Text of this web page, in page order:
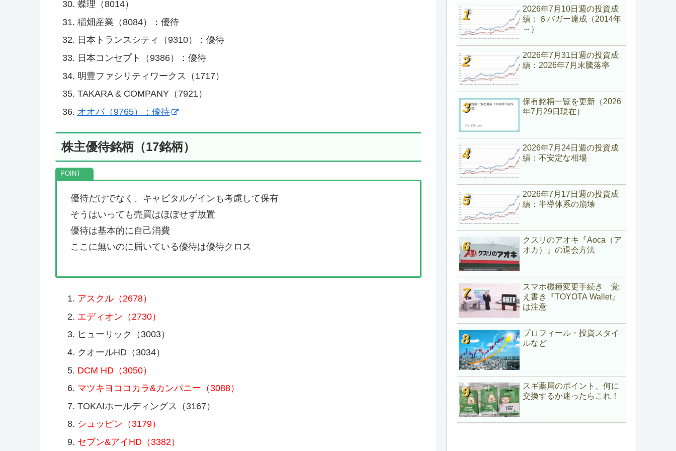
蝶理（8014）
稲畑産業（8084）：優待
日本トランスシティ（9310）：優待
日本コンセプト（9386）：優待
明豊ファシリティワークス（1717）
TAKARA & COMPANY（7921）
オオバ（9765）：優待
株主優待銘柄（17銘柄）
優待だけでなく、キャピタルゲインも考慮して保有
そうはいっても売買はほぼせず放置
優待は基本的に自己消費
ここに無いのに届いている優待は優待クロス
アスクル（2678）
エディオン（2730）
ヒューリック（3003）
クオールHD（3034）
DCM HD（3050）
マツキヨココカラ&カンパニー（3088）
TOKAIホールディングス（3167）
シュッピン（3179）
セブン&アイHD（3382）
2026年7月10日週の投資成
績：６バガー達成（2014年
～）
2026年7月31日週の投資成
績：2026年7月末騰落率
保有銘柄一覧を更新（2026
年7月29日現在）
2026年7月24日週の投資成
績：不安定な相場
2026年7月17日週の投資成
績：半導体系の崩壊
クスリのアオキ『Aoca（ア
オカ）』の退会方法
スマホ機種変更手続き 覚
え書き『TOYOTA Wallet』
は注意
プロフィール・投資スタイ
ルなど
スギ薬局のポイント、何に
交換するか迷ったらこれ！